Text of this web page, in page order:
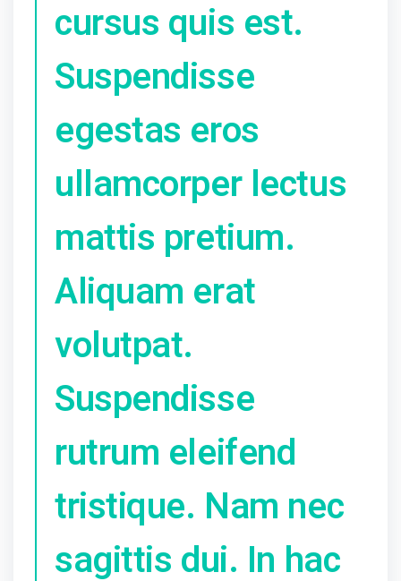
cursus quis est.
Suspendisse
egestas eros
ullamcorper lectus
mattis pretium.
Aliquam erat
volutpat.
Suspendisse
rutrum eleifend
tristique. Nam nec
sagittis dui. In hac